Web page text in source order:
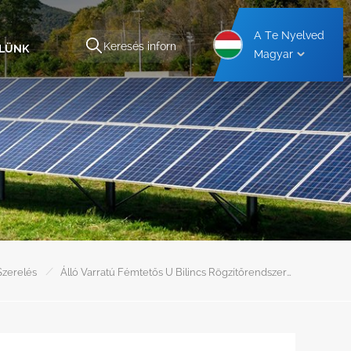
A Te Nyelved
Magyar
/ Álló Varratú Fémtetős U Bilincs Rögzítőrendszerek